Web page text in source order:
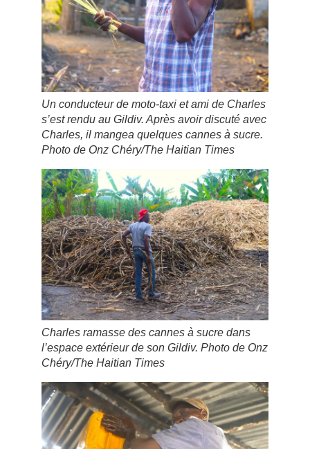
Un conducteur de moto-taxi et ami de Charles
s’est rendu au Gildiv. Après avoir discuté avec
Charles, il mangea quelques cannes à sucre.
Photo de Onz Chéry/The Haitian Times
Charles ramasse des cannes à sucre dans
l’espace extérieur de son Gildiv. Photo de Onz
Chéry/The Haitian Times